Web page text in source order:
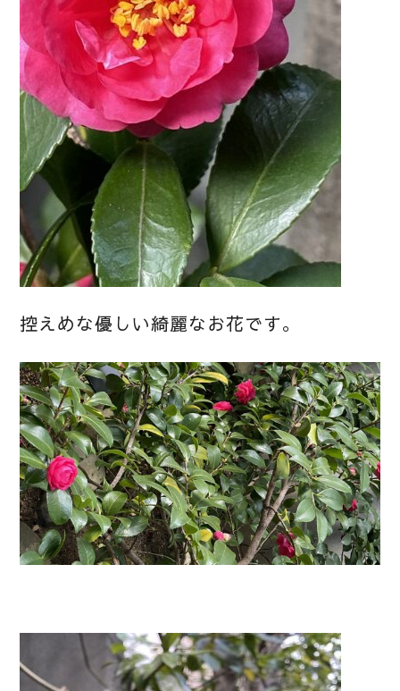
控えめな優しい綺麗なお花です。